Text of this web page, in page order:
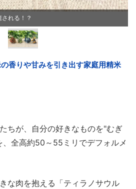
される！？
ちが、自分の好きなものを"むぎ
、全高約50～55ミリでデフォルメ
な肉を抱える「ティラノサウル